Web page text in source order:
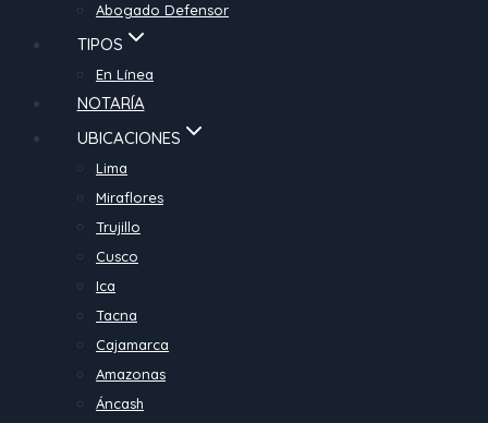
Abogado Defensor
TIPOS
En Línea
NOTARÍA
UBICACIONES
Lima
Miraflores
Trujillo
Cusco
Ica
Tacna
Cajamarca
Amazonas
Áncash